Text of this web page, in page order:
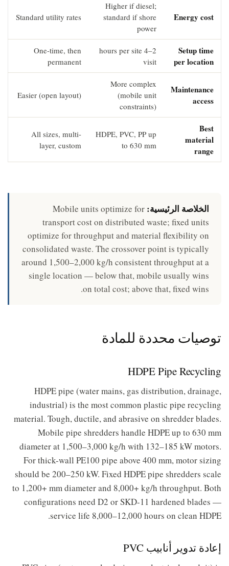
Energy cost
Higher if diesel;
standard if shore
power
Standard utility rates
Setup time
per location
2–4 hours per site
visit
One-time, then
permanent
Maintenance
access
More complex
(mobile unit
constraints)
Easier (open layout)
Best
material
range
HDPE, PVC, PP up
to 630 mm
All sizes, multi-
layer, custom
الخلاصة الرئيسية: Mobile units optimize for
transport cost on distributed waste; fixed units
optimize for throughput and material flexibility on
consolidated waste. The crossover point is typically
around 1,500–2,000 kg/h consistent throughput at a
single location — below that, mobile usually wins
on total cost; above that, fixed wins.
توصيات محددة للمادة
HDPE Pipe Recycling
HDPE pipe (water mains, gas distribution, drainage,
industrial) is the most common plastic pipe recycling
material. Tough, ductile, and abrasive on shredder blades.
Mobile pipe shredders handle HDPE up to 630 mm
diameter at 1,500–3,000 kg/h with 132–185 kW motors.
For thick-wall PE100 pipe above 400 mm, motor sizing
should be 200–250 kW. Fixed HDPE pipe shredders scale
to 1,200+ mm diameter and 8,000+ kg/h throughput. Both
configurations need D2 or SKD-11 hardened blades —
service life 8,000–12,000 hours on clean HDPE.
إعادة تدوير أنابيب PVC